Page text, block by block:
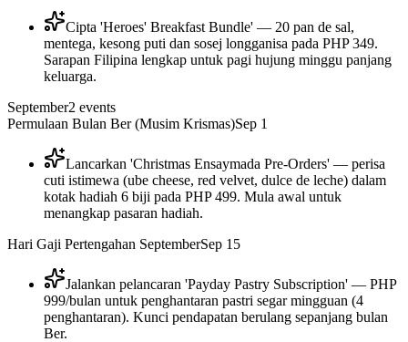
Cipta 'Heroes' Breakfast Bundle' — 20 pan de sal,
mentega, kesong puti dan sosej longganisa pada PHP 349.
Sarapan Filipina lengkap untuk pagi hujung minggu panjang
keluarga.
September2 events
Permulaan Bulan Ber (Musim Krismas)Sep 1
Lancarkan 'Christmas Ensaymada Pre-Orders' — perisa
cuti istimewa (ube cheese, red velvet, dulce de leche) dalam
kotak hadiah 6 biji pada PHP 499. Mula awal untuk
menangkap pasaran hadiah.
Hari Gaji Pertengahan SeptemberSep 15
Jalankan pelancaran 'Payday Pastry Subscription' — PHP
999/bulan untuk penghantaran pastri segar mingguan (4
penghantaran). Kunci pendapatan berulang sepanjang bulan
Ber.